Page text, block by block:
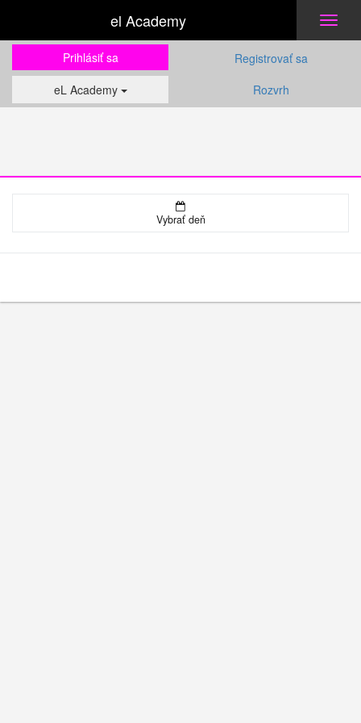
el Academy
Prihlásiť sa
Registrovať sa
eL Academy
Rozvrh
Vybrať deň